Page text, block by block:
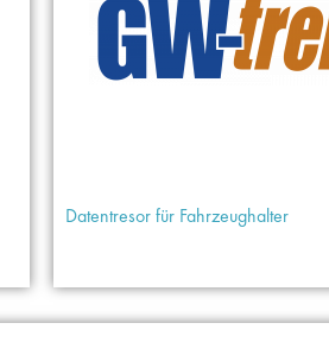
Datentresor für Fahrzeughalter